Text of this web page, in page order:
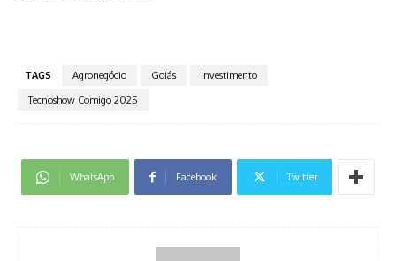
TAGS Agronegócio Goiás
Investimento
Tecnoshow Comigo 2025
WhatsApp Facebook Twitter